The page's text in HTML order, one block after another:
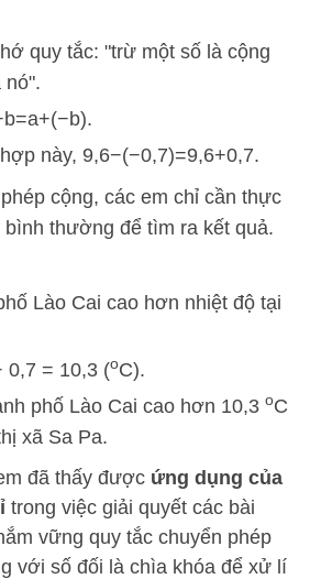
quy tắc: "trừ một số là cộng
nó".
b=a+(−b).
này, 9,6−(−0,7)=9,6+0,7.
cộng, các em chỉ cần thực
thường để tìm ra kết quả.
Lào Cai cao hơn nhiệt độ tại
0,7 = 10,3 (oC).
phố Lào Cai cao hơn 10,3 oC
xã Sa Pa.
đã thấy được ứng dụng của
trong việc giải quyết các bài
vững quy tắc chuyển phép
với số đối là chìa khóa để xử lí